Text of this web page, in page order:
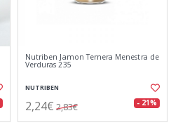
Nutriben Jamon Ternera Menestra de
Verduras 235
NUTRIBEN
2,24€ 2,83€ - 21%